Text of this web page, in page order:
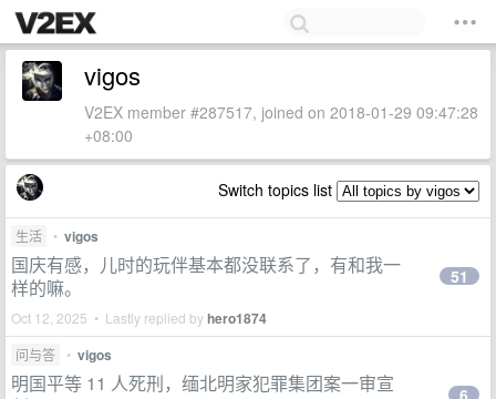
vigos
V2EX member #287517, joined on 2018-01-29 09:47:28
+08:00
Switch topics list
生活 • vigos
国庆有感，儿时的玩伴基本都没联系了，有和我一
样的嘛。
Oct 12, 2025 • Lastly replied byhero1874
51
问与答 • vigos
明国平等 11 人死刑，缅北明家犯罪集团案一审宣
6